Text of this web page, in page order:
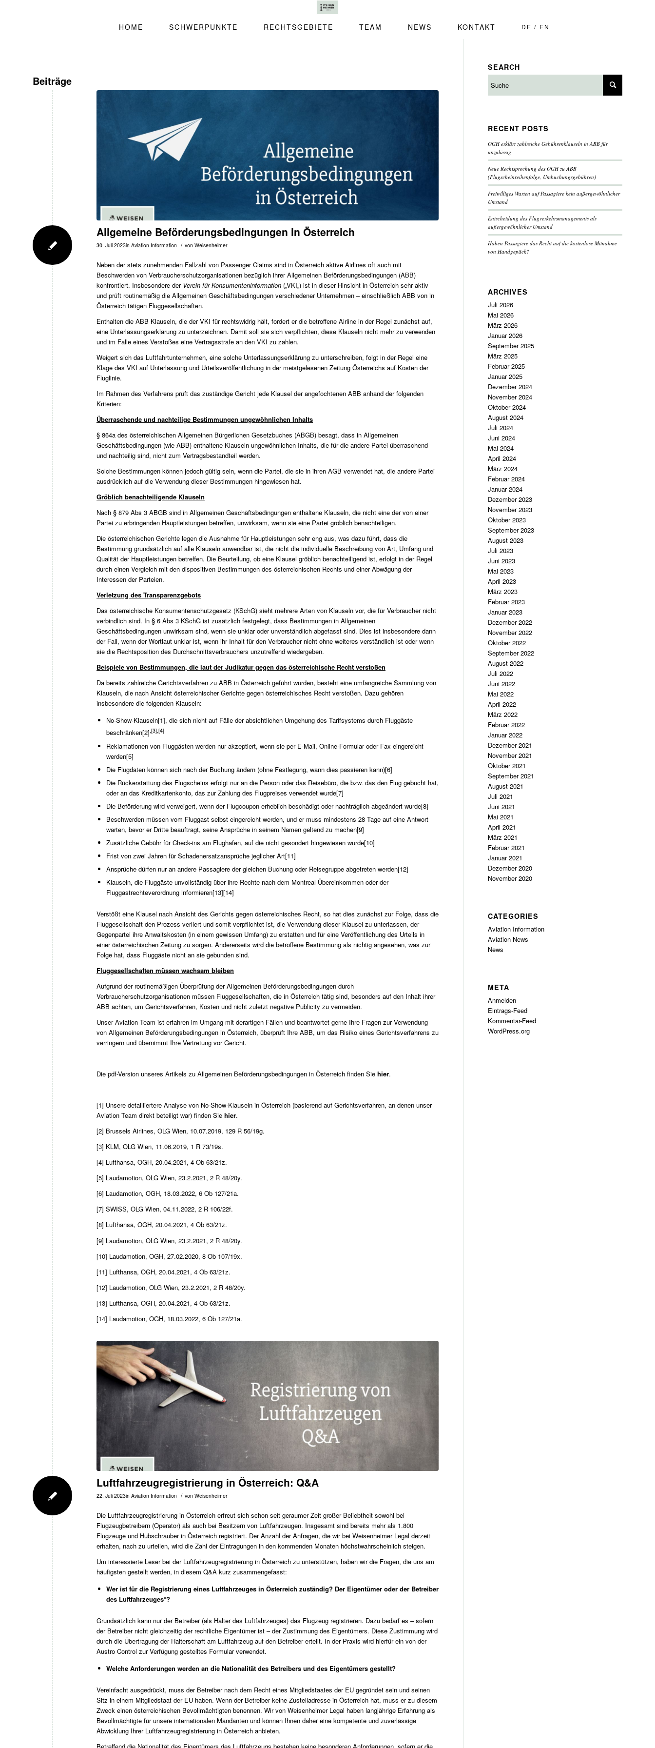
HOME SCHWERPUNKTE RECHTSGEBIETE TEAM NEWS KONTAKT DE EN
Beiträge
Allgemeine Beförderungsbedingungen in Österreich
30. Juli 2023in Aviation Information / von Weisenheimer
Neben der stets zunehmenden Fallzahl von Passenger Claims sind in Österreich aktive Airlines oft auch mit
Beschwerden von Verbraucherschutzorganisationen bezüglich ihrer Allgemeinen Beförderungsbedingungen (ABB)
konfrontiert. Insbesondere der Verein für Konsumenteninformation („VKI„) ist in dieser Hinsicht in Österreich sehr aktiv
und prüft routinemäßig die Allgemeinen Geschäftsbedingungen verschiedener Unternehmen – einschließlich ABB von in
Österreich tätigen Fluggesellschaften.
Enthalten die ABB Klauseln, die der VKI für rechtswidrig hält, fordert er die betroffene Airline in der Regel zunächst auf,
eine Unterlassungserklärung zu unterzeichnen. Damit soll sie sich verpflichten, diese Klauseln nicht mehr zu verwenden
und im Falle eines Verstoßes eine Vertragsstrafe an den VKI zu zahlen.
Weigert sich das Luftfahrtunternehmen, eine solche Unterlassungserklärung zu unterschreiben, folgt in der Regel eine
Klage des VKI auf Unterlassung und Urteilsveröffentlichung in der meistgelesenen Zeitung Österreichs auf Kosten der
Fluglinie.
Im Rahmen des Verfahrens prüft das zuständige Gericht jede Klausel der angefochtenen ABB anhand der folgenden
Kriterien:
Überraschende und nachteilige Bestimmungen ungewöhnlichen Inhalts
§ 864a des österreichischen Allgemeinen Bürgerlichen Gesetzbuches (ABGB) besagt, dass in Allgemeinen
Geschäftsbedingungen (wie ABB) enthaltene Klauseln ungewöhnlichen Inhalts, die für die andere Partei überraschend
und nachteilig sind, nicht zum Vertragsbestandteil werden.
Solche Bestimmungen können jedoch gültig sein, wenn die Partei, die sie in ihren AGB verwendet hat, die andere Partei
ausdrücklich auf die Verwendung dieser Bestimmungen hingewiesen hat.
Gröblich benachteiligende Klauseln
Nach § 879 Abs 3 ABGB sind in Allgemeinen Geschäftsbedingungen enthaltene Klauseln, die nicht eine der von einer
Partei zu erbringenden Hauptleistungen betreffen, unwirksam, wenn sie eine Partei gröblich benachteiligen.
Die österreichischen Gerichte legen die Ausnahme für Hauptleistungen sehr eng aus, was dazu führt, dass die
Bestimmung grundsätzlich auf alle Klauseln anwendbar ist, die nicht die individuelle Beschreibung von Art, Umfang und
Qualität der Hauptleistungen betreffen. Die Beurteilung, ob eine Klausel gröblich benachteiligend ist, erfolgt in der Regel
durch einen Vergleich mit den dispositiven Bestimmungen des österreichischen Rechts und einer Abwägung der
Interessen der Parteien.
Verletzung des Transparenzgebots
Das österreichische Konsumentenschutzgesetz (KSchG) sieht mehrere Arten von Klauseln vor, die für Verbraucher nicht
verbindlich sind. In § 6 Abs 3 KSchG ist zusätzlich festgelegt, dass Bestimmungen in Allgemeinen
Geschäftsbedingungen unwirksam sind, wenn sie unklar oder unverständlich abgefasst sind. Dies ist insbesondere dann
der Fall, wenn der Wortlaut unklar ist, wenn ihr Inhalt für den Verbraucher nicht ohne weiteres verständlich ist oder wenn
sie die Rechtsposition des Durchschnittsverbrauchers unzutreffend wiedergeben.
Beispiele von Bestimmungen, die laut der Judikatur gegen das österreichische Recht verstoßen
Da bereits zahlreiche Gerichtsverfahren zu ABB in Österreich geführt wurden, besteht eine umfangreiche Sammlung von
Klauseln, die nach Ansicht österreichischer Gerichte gegen österreichisches Recht verstoßen. Dazu gehören
insbesondere die folgenden Klauseln:
No-Show-Klauseln[1], die sich nicht auf Fälle der absichtlichen Umgehung des Tarifsystems durch Fluggäste
beschränken[2],[3],[4]
Reklamationen von Fluggästen werden nur akzeptiert, wenn sie per E-Mail, Online-Formular oder Fax eingereicht
werden[5]
Die Flugdaten können sich nach der Buchung ändern (ohne Festlegung, wann dies passieren kann)[6]
Die Rückerstattung des Flugscheins erfolgt nur an die Person oder das Reisebüro, die bzw. das den Flug gebucht hat,
oder an das Kreditkartenkonto, das zur Zahlung des Flugpreises verwendet wurde[7]
Die Beförderung wird verweigert, wenn der Flugcoupon erheblich beschädigt oder nachträglich abgeändert wurde[8]
Beschwerden müssen vom Fluggast selbst eingereicht werden, und er muss mindestens 28 Tage auf eine Antwort
warten, bevor er Dritte beauftragt, seine Ansprüche in seinem Namen geltend zu machen[9]
Zusätzliche Gebühr für Check-ins am Flughafen, auf die nicht gesondert hingewiesen wurde[10]
Frist von zwei Jahren für Schadenersatzansprüche jeglicher Art[11]
Ansprüche dürfen nur an andere Passagiere der gleichen Buchung oder Reisegruppe abgetreten werden[12]
Klauseln, die Fluggäste unvollständig über ihre Rechte nach dem Montreal Übereinkommen oder der
Fluggastrechteverordnung informieren[13][14]
Verstößt eine Klausel nach Ansicht des Gerichts gegen österreichisches Recht, so hat dies zunächst zur Folge, dass die
Fluggesellschaft den Prozess verliert und somit verpflichtet ist, die Verwendung dieser Klausel zu unterlassen, der
Gegenpartei ihre Anwaltskosten (in einem gewissen Umfang) zu erstatten und für eine Veröffentlichung des Urteils in
einer österreichischen Zeitung zu sorgen. Andererseits wird die betroffene Bestimmung als nichtig angesehen, was zur
Folge hat, dass Fluggäste nicht an sie gebunden sind.
Fluggesellschaften müssen wachsam bleiben
Aufgrund der routinemäßigen Überprüfung der Allgemeinen Beförderungsbedingungen durch
Verbraucherschutzorganisationen müssen Fluggesellschaften, die in Österreich tätig sind, besonders auf den Inhalt ihrer
ABB achten, um Gerichtsverfahren, Kosten und nicht zuletzt negative Publicity zu vermeiden.
UnserAviation Team ist erfahren im Umgang mit derartigen Fällen und beantwortet gerne Ihre Fragen zur Verwendung
von Allgemeinen Beförderungsbedingungen in Österreich, überprüft Ihre ABB, um das Risiko eines Gerichtsverfahrens zu
verringern und übernimmt Ihre Vertretung vor Gericht.
Die pdf-Version unseres Artikels zu Allgemeinen Beförderungsbedingungen in Österreich finden Sie hier.
[1] Unsere detailliertere Analyse von No-Show-Klauseln in Österreich (basierend auf Gerichtsverfahren, an denen unser
Aviation Team direkt beteiligt war) finden Sie hier.
[2] Brussels Airlines, OLG Wien, 10.07.2019, 129 R 56/19g.
[3] KLM, OLG Wien, 11.06.2019, 1 R 73/19s.
[4] Lufthansa, OGH, 20.04.2021, 4 Ob 63/21z.
[5] Laudamotion, OLG Wien, 23.2.2021, 2 R 48/20y.
[6] Laudamotion, OGH, 18.03.2022, 6 Ob 127/21a.
[7] SWISS, OLG Wien, 04.11.2022, 2 R 106/22f.
[8] Lufthansa, OGH, 20.04.2021, 4 Ob 63/21z.
[9] Laudamotion, OLG Wien, 23.2.2021, 2 R 48/20y.
[10] Laudamotion, OGH, 27.02.2020, 8 Ob 107/19x.
[11] Lufthansa, OGH, 20.04.2021, 4 Ob 63/21z.
[12] Laudamotion, OLG Wien, 23.2.2021, 2 R 48/20y.
[13] Lufthansa, OGH, 20.04.2021, 4 Ob 63/21z.
[14] Laudamotion, OGH, 18.03.2022, 6 Ob 127/21a.
Luftfahrzeugregistrierung in Österreich: Q&A
22. Juli 2023in Aviation Information / von Weisenheimer
Die Luftfahrzeugregistrierung in Österreich erfreut sich schon seit geraumer Zeit großer Beliebtheit sowohl bei
Flugzeugbetreibern (Operator) als auch bei Besitzern von Luftfahrzeugen. Insgesamt sind bereits mehr als 1.800
Flugzeuge und Hubschrauber in Österreich registriert. Der Anzahl der Anfragen, die wir bei Weisenheimer Legal derzeit
erhalten, nach zu urteilen, wird die Zahl der Eintragungen in den kommenden Monaten höchstwahrscheinlich steigen.
Um interessierte Leser bei der Luftfahrzeugregistrierung in Österreich zu unterstützen, haben wir die Fragen, die uns am
häufigsten gestellt werden, in diesem Q&A kurz zusammengefasst:
Wer ist für die Registrierung eines Luftfahrzeuges in Österreich zuständig? Der Eigentümer oder der Betreiber
des Luftfahrzeuges*?
Grundsätzlich kann nur der Betreiber (als Halter des Luftfahrzeuges) das Flugzeug registrieren. Dazu bedarf es – sofern
der Betreiber nicht gleichzeitig der rechtliche Eigentümer ist – der Zustimmung des Eigentümers. Diese Zustimmung wird
durch die Übertragung der Halterschaft am Luftfahrzeug auf den Betreiber erteilt. In der Praxis wird hierfür ein von der
Austro Control zur Verfügung gestelltes Formular verwendet.
Welche Anforderungen werden an die Nationalität des Betreibers und des Eigentümers gestellt?
Vereinfacht ausgedrückt, muss der Betreiber nach dem Recht eines Mitgliedstaates der EU gegründet sein und seinen
Sitz in einem Mitgliedstaat der EU haben. Wenn der Betreiber keine Zustelladresse in Österreich hat, muss er zu diesem
Zweck einen österreichischen Bevollmächtigten benennen. Wir von Weisenheimer Legal haben langjährige Erfahrung als
Bevollmächtigte für unsere internationalen Mandanten und können Ihnen daher eine kompetente und zuverlässige
Abwicklung Ihrer Luftfahrzeugregistrierung in Österreich anbieten.
SEARCH
RECENT POSTS
OGH erklärt zahlreiche Gebührenklauseln in ABB für
unzulässig
Neue Rechtsprechung des OGH zu ABB
(Flugscheinreihenfolge, Umbuchungsgebühren)
Freiwilliges Warten auf Passagiere kein außergewöhnlicher
Umstand
Entscheidung des Flugverkehrsmanagements als
außergewöhnlicher Umstand
Haben Passagiere das Recht auf die kostenlose Mitnahme
von Handgepäck?
ARCHIVES
Juli 2026
Mai 2026
März 2026
Januar 2026
September 2025
März 2025
Februar 2025
Januar 2025
Dezember 2024
November 2024
Oktober 2024
August 2024
Juli 2024
Juni 2024
Mai 2024
April 2024
März 2024
Februar 2024
Januar 2024
Dezember 2023
November 2023
Oktober 2023
September 2023
August 2023
Juli 2023
Juni 2023
Mai 2023
April 2023
März 2023
Februar 2023
Januar 2023
Dezember 2022
November 2022
Oktober 2022
September 2022
August 2022
Juli 2022
Juni 2022
Mai 2022
April 2022
März 2022
Februar 2022
Januar 2022
Dezember 2021
November 2021
Oktober 2021
September 2021
August 2021
Juli 2021
Juni 2021
Mai 2021
April 2021
März 2021
Februar 2021
Januar 2021
Dezember 2020
November 2020
CATEGORIES
Aviation Information
Aviation News
News
META
Anmelden
Eintrags-Feed
Kommentar-Feed
WordPress.org